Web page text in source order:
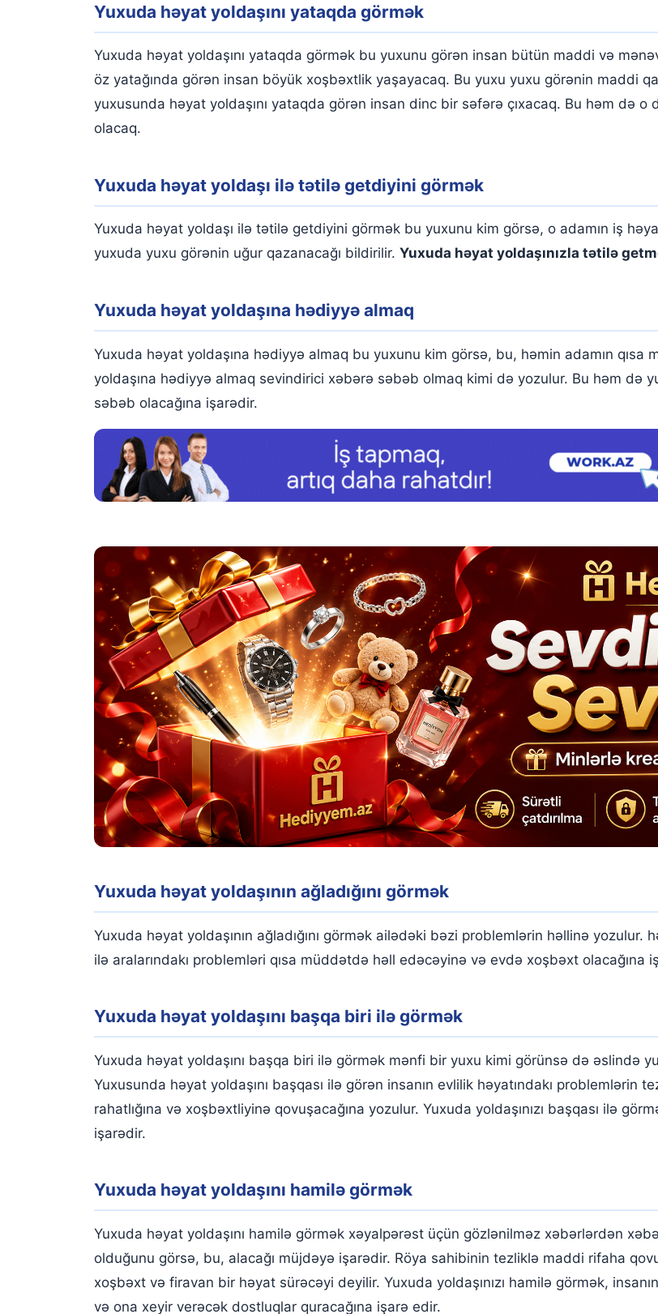
Yuxuda həyat yoldaşını yataqda görmək
Yuxuda həyat yoldaşını yataqda görmək bu yuxunu görən insan bütün maddi və
öz yatağında görən insan böyük xoşbəxtlik yaşayacaq. Bu yuxu yuxu görənin maddi
yuxusunda həyat yoldaşını yataqda görən insan dinc bir səfərə çıxacaq. Bu həm də
olacaq.
Yuxuda həyat yoldaşı ilə tətilə getdiyini görmək
Yuxuda həyat yoldaşı ilə tətilə getdiyini görmək bu yuxunu kim görsə, o adamın iş
yuxuda yuxu görənin uğur qazanacağı bildirilir. Yuxuda həyat yoldaşınızla tətilə
Yuxuda həyat yoldaşına hədiyyə almaq
Yuxuda həyat yoldaşına hədiyyə almaq bu yuxunu kim görsə, bu, həmin adamın
yoldaşına hədiyyə almaq sevindirici xəbərə səbəb olmaq kimi də yozulur. Bu həm də
səbəb olacağına işarədir.
Yuxuda həyat yoldaşının ağladığını görmək
Yuxuda həyat yoldaşının ağladığını görmək ailədəki bəzi problemlərin həllinə yozulur.
ilə aralarındakı problemləri qısa müddətdə həll edəcəyinə və evdə xoşbəxt olacağına
Yuxuda həyat yoldaşını başqa biri ilə görmək
Yuxuda həyat yoldaşını başqa biri ilə görmək mənfi bir yuxu kimi görünsə də əslində
Yuxusunda həyat yoldaşını başqası ilə görən insanın evlilik həyatındakı problemlərin
rahatlığına və xoşbəxtliyinə qovuşacağına yozulur. Yuxuda yoldaşınızı başqası ilə
işarədir.
Yuxuda həyat yoldaşını hamilə görmək
Yuxuda həyat yoldaşını hamilə görmək xəyalpərəst üçün gözlənilməz xəbərlərdən
olduğunu görsə, bu, alacağı müjdəyə işarədir. Röya sahibinin tezliklə maddi rifaha
xoşbəxt və firavan bir həyat sürəcəyi deyilir. Yuxuda yoldaşınızı hamilə görmək,
və ona xeyir verəcək dostluqlar quracağına işarə edir.